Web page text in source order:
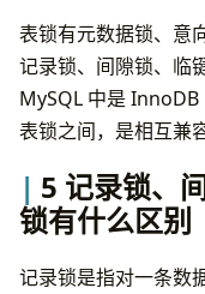
表锁有元数据锁、意
记录锁、间隙锁、临
MySQL 中是
表锁之间，是相互兼
5 记录锁、
锁有什么区别
记录锁是指对一条数